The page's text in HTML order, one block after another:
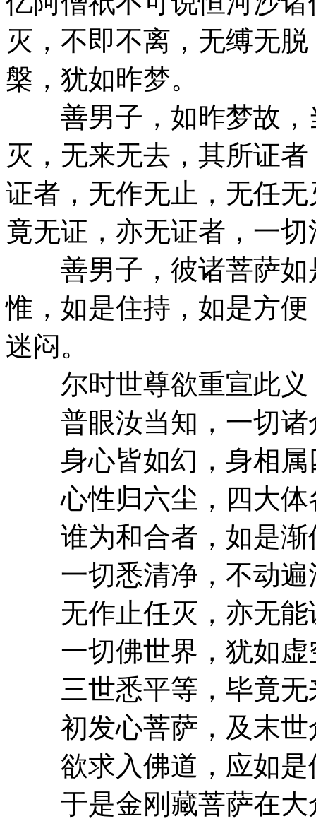
灭，不即不离，无缚无
槃，犹如昨梦。
善男子，如昨梦故，
灭，无来无去，其所证
证者，无作无止，无任
竟无证，亦无证者，一
善男子，彼诸菩萨如
惟，如是住持，如是方
迷闷。
尔时世尊欲重宣此义
普眼汝当知，一切诸
身心皆如幻，身相属
心性归六尘，四大体
谁为和合者，如是渐
一切悉清净，不动遍
无作止任灭，亦无能
一切佛世界，犹如虚
三世悉平等，毕竟无
初发心菩萨，及末世
欲求入佛道，应如是
于是金刚藏菩萨在大